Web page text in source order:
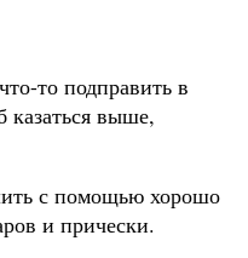
то подправить в
казаться выше,
с помощью хорошо
и прически.